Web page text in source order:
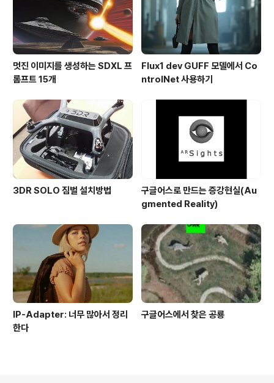
멋진 이미지를 생성하는 SDXL 프
롬프트 15개
Flux1 dev GUFF 모델에서 Co
ntrolNet 사용하기
3DR SOLO 짐벌 설치방법
구글어스로 만드는 증강현실(Au
gmented Reality)
IP-Adapter: 너무 많아서 정리
한다
구글어스에서 찾은 공룡